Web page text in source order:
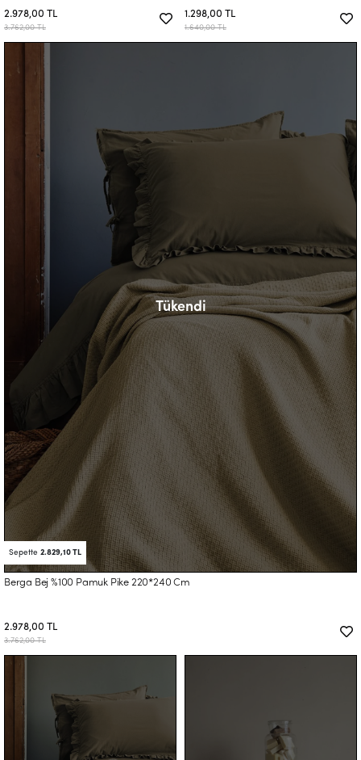
2.978,00 TL
3.762,00 TL
1.298,00 TL
1.640,00 TL
Sepette 2.829,10 TL
Tükendi
Berga Bej %100 Pamuk Pike 220*240 Cm
2.978,00 TL
3.762,00 TL